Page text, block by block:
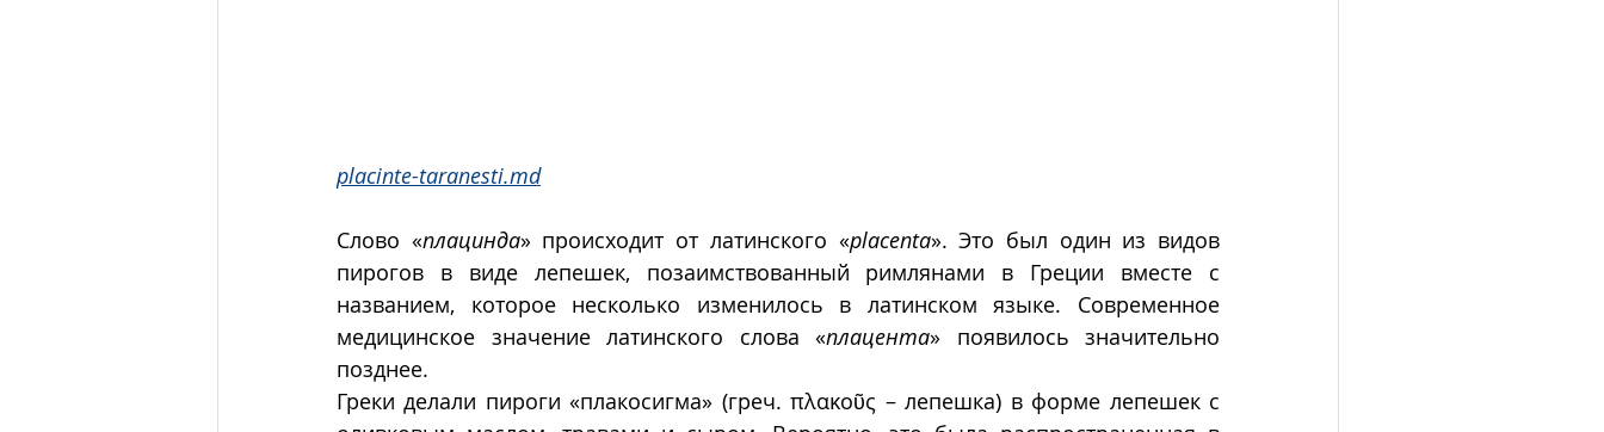
placinte-taranesti.md
Слово «плацинда» происходит от латинского «placenta». Это был один из видов
пирогов в виде лепешек, позаимствованный римлянами в Греции вместе с
названием, которое несколько изменилось в латинском языке. Современное
медицинское значение латинского слова «плацента» появилось значительно
позднее.
Греки делали пироги «плакосигма» (греч. πλακοῦς – лепешка) в форме лепешек с